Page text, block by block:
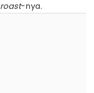
roast-nya.